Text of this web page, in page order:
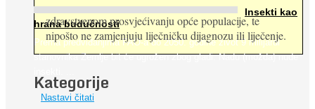
Insekti kao
hrana budućnosti
Prema predviđanjima FAO-a do 2050. godine život 9 milijardi
stanovnika Zemlje bit će ugrožen zbog gladi. Nadu (možda) nude
Nastavi čitati
zdravstvenom prosvjećivanju opće populacije, te
nipošto ne zamjenjuju liječničku dijagnozu ili liječenje.
Kategorije